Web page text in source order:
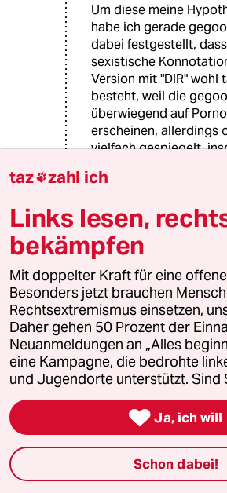
Um diese meine
habe ich gerade
dabei festgestellt,
sexistische
Version mit "DIR" wohl
besteht, weil die
überwiegend auf
erscheinen, allerdings
vielfach gespiegelt,
meistkommentiert
1 AfD-Wählen als
2 Nein zum Zivildienst
Hinterlistiger Schritt
Bundesregierung
3 Bundeszentrale für
Zurück zu den
taz zahl ich
Links lesen,
bekämpfen
Mit doppelter Kraft für eine
Besonders jetzt brauchen
Rechtsextremismus einsetzen,
Daher gehen 50 Prozent der
Neuanmeldungen an „Alles
eine Kampagne, die bedrohte
und Jugendorte unterstützt. Sind
 Ja, ich will
Schon dabei!